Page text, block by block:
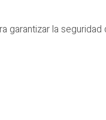
garantizar la